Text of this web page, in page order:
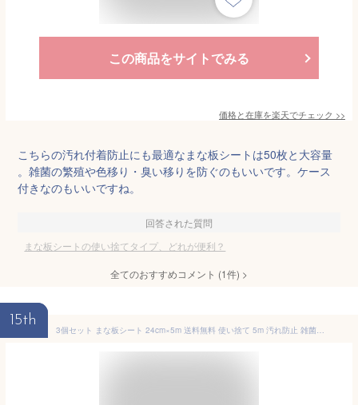
この商品をサイトでみる
価格と在庫を楽天でチェック >>
こちらの汚れ付着防止にも最適なまな板シートは50枚と大容量
。雑菌の繁殖や色移り・臭い移りを防ぐのもいいです。ケース
付きなのもいいですね。
回答された質問
まな板シートの使い捨てタイプ、どれが便利？
全てのおすすめコメント (1件) >
15th
3個セット まな板シート 24cm×5m 送料無料 使い捨て 5m 汚れ防止 雑菌対策 衛生 臭い移り防止 まな板シート 使いすて カッティングシート 時短 キッチン雑貨 キッチン用品 キャンプ アウトドア まないた 衛生用品 カインズ ニトリ CAINZ DAISO 人気 話題 we-mn-002a-3set